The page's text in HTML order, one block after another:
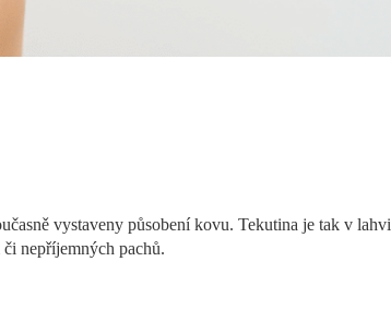
vystaveny působení kovu. Tekutina je tak v lahvi
nepříjemných pachů.